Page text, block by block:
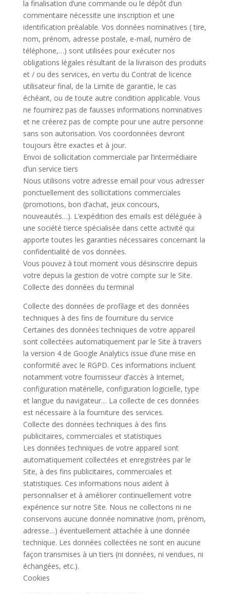
la finalisation d’une commande ou le dépôt d’un
commentaire nécessite une inscription et une
identification préalable. Vos données nominatives ( tire,
nom, prénom, adresse postale, e-mail, numéro de
téléphone,…) sont utilisées pour exécuter nos
obligations légales résultant de la livraison des produits
et / ou des services, en vertu du Contrat de licence
utilisateur final, de la Limite de garantie, le cas
échéant, ou de toute autre condition applicable. Vous
ne fournirez pas de fausses informations nominatives
et ne créerez pas de compte pour une autre personne
sans son autorisation. Vos coordonnées devront
toujours être exactes et à jour.
Envoi de sollicitation commerciale par l’intermédiaire
d’un service tiers
Nous utilisons votre adresse email pour vous adresser
ponctuellement des sollicitations commerciales
(promotions, bon d’achat, jeux concours,
nouveautés…). L’expédition des emails est déléguée à
une société tierce spécialisée dans cette activité qui
apporte toutes les garanties nécessaires concernant la
confidentialité de vos données.
Vous pouvez à tout moment vous désinscrire depuis
votre depuis la gestion de votre compte sur le Site.
Collecte des données du terminal
Collecte des données de profilage et des données
techniques à des fins de fourniture du service
Certaines des données techniques de votre appareil
sont collectées automatiquement par le Site à travers
la version 4 de Google Analytics issue d’une mise en
conformité avec le RGPD. Ces informations incluent
notamment votre fournisseur d’accès à Internet,
configuration matérielle, configuration logicielle, type
et langue du navigateur… La collecte de ces données
est nécessaire à la fourniture des services.
Collecte des données techniques à des fins
publicitaires, commerciales et statistiques
Les données techniques de votre appareil sont
automatiquement collectées et enregistrées par le
Site, à des fins publicitaires, commerciales et
statistiques. Ces informations nous aident à
personnaliser et à améliorer continuellement votre
expérience sur notre Site. Nous ne collectons ni ne
conservons aucune donnée nominative (nom, prénom,
adresse…) éventuellement attachée à une donnée
technique. Les données collectées ne sont en aucune
façon transmises à un tiers (ni données, ni vendues, ni
échangées, etc.).
Cookies